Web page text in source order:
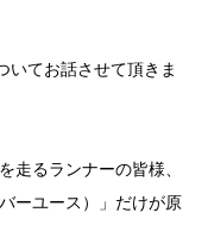
いてお話させて頂きま
走るランナーの皆様、
ーユース）」だけが原